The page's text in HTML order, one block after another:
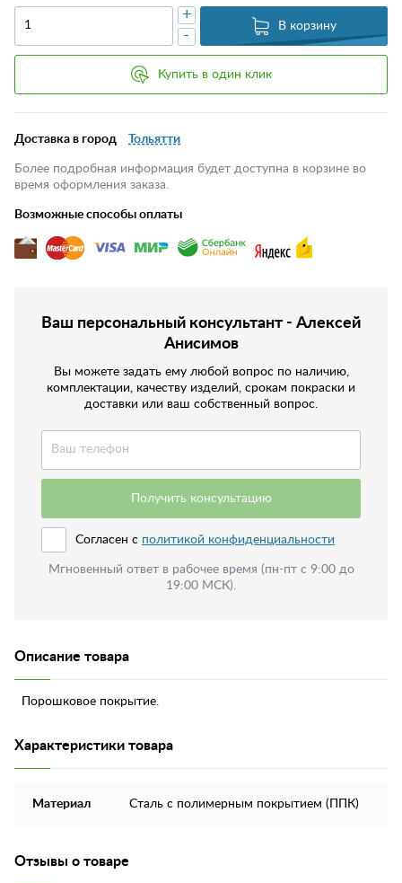
-
+
В корзину
Купить в один клик
Доставка в город Тольятти
Более подробная информация будет доступна в корзине во
время оформления заказа.
Возможные способы оплаты
Ваш персональный консультант - Алексей
Анисимов
Вы можете задать ему любой вопрос по наличию,
комплектации, качеству изделий, срокам покраски и
доставки или ваш собственный вопрос.
Получить консультацию
Согласен с политикой конфиденциальности
Мгновенный ответ в рабочее время (пн-пт с 9:00 до
19:00 МСК).
Описание товара
Порошковое покрытие.
Характеристики товара
Материал Сталь с полимерным покрытием (ППК)
Отзывы о товаре